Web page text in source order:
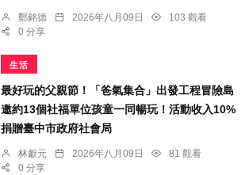
鄭銘德 2026年八月09日
103 觀看
0 分享
生活
最好玩的父親節！「爸氣集合」出發工程冒險島
邀約13個社福單位孩童一同暢玩！活動收入10%
捐贈臺中市政府社會局
林獻元 2026年八月09日
81 觀看
0 分享